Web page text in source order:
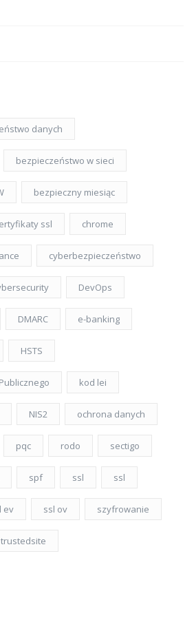
danych
bezpieczeństwo w sieci
bezpieczny miesiąc
ssl chrome
cyberbezpieczeństwo
DevOps
DMARC e-banking
HSTS
kod lei
NIS2 ochrona danych
pqc rodo sectigo
spf ssl ssl
ev ssl ov szyfrowanie
trustedsite